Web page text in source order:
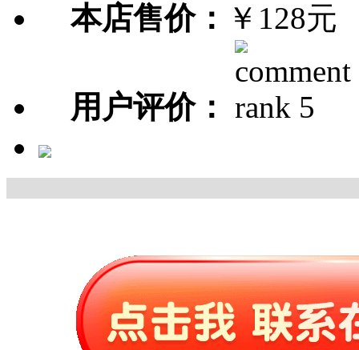
本店售价： ￥128元
用户评价：